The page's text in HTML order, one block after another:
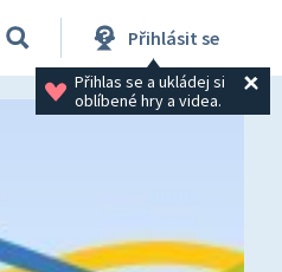
Přihlásit se
Přihlas se a ukládej si
oblíbené hry a videa.